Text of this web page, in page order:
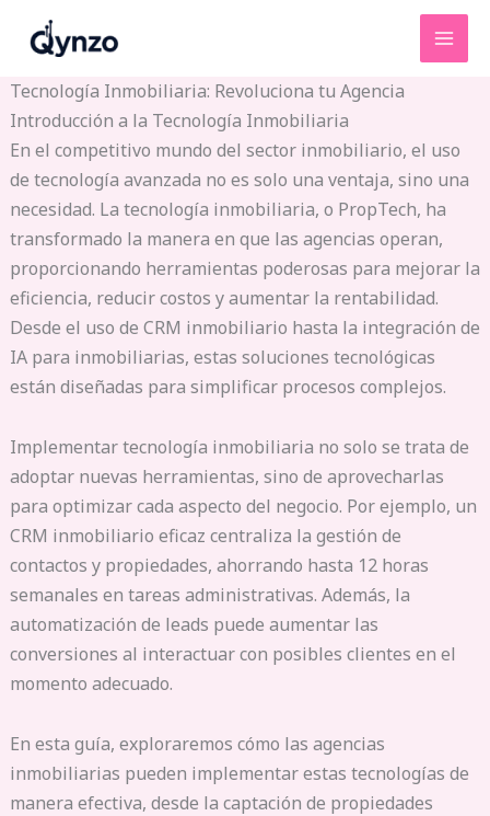
Tecnología Inmobiliaria: Revoluciona tu Agencia
Introducción a la Tecnología Inmobiliaria
En el competitivo mundo del sector inmobiliario, el uso
de tecnología avanzada no es solo una ventaja, sino una
necesidad. La tecnología inmobiliaria, o PropTech, ha
transformado la manera en que las agencias operan,
proporcionando herramientas poderosas para mejorar la
eficiencia, reducir costos y aumentar la rentabilidad.
Desde el uso de CRM inmobiliario hasta la integración de
IA para inmobiliarias, estas soluciones tecnológicas
están diseñadas para simplificar procesos complejos.
Implementar tecnología inmobiliaria no solo se trata de
adoptar nuevas herramientas, sino de aprovecharlas
para optimizar cada aspecto del negocio. Por ejemplo, un
CRM inmobiliario eficaz centraliza la gestión de
contactos y propiedades, ahorrando hasta 12 horas
semanales en tareas administrativas. Además, la
automatización de leads puede aumentar las
conversiones al interactuar con posibles clientes en el
momento adecuado.
En esta guía, exploraremos cómo las agencias
inmobiliarias pueden implementar estas tecnologías de
manera efectiva, desde la captación de propiedades